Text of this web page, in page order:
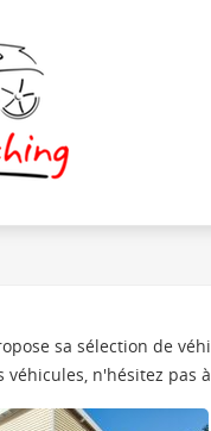
sa sélection de
véhicules, n'hésitez pas à